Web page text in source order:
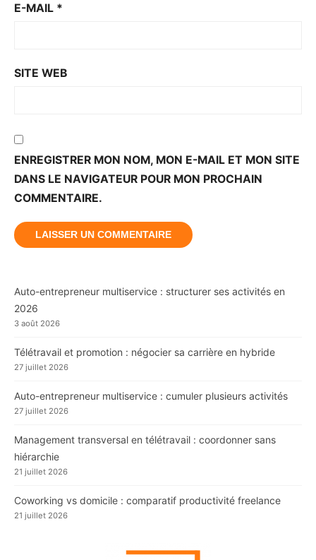
E-MAIL *
SITE WEB
ENREGISTRER MON NOM, MON E-MAIL ET MON SITE
DANS LE NAVIGATEUR POUR MON PROCHAIN
COMMENTAIRE.
Auto-entrepreneur multiservice : structurer ses activités en
2026
3 août 2026
Télétravail et promotion : négocier sa carrière en hybride
27 juillet 2026
Auto-entrepreneur multiservice : cumuler plusieurs activités
27 juillet 2026
Management transversal en télétravail : coordonner sans
hiérarchie
21 juillet 2026
Coworking vs domicile : comparatif productivité freelance
21 juillet 2026